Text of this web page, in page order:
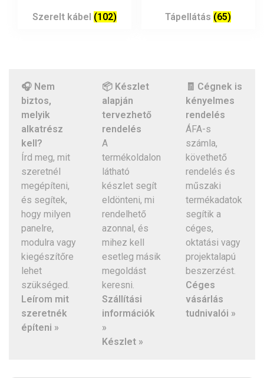
Szerelt kábel (102) Tápellátás (65)
🎧 Nem
biztos,
melyik
alkatrész
kell?
Írd meg, mit
szeretnél
megépíteni,
és segítek,
hogy milyen
panelre,
modulra vagy
kiegészítőre
lehet
szükséged.
Leírom mit
szeretnék
építeni »
📦 Készlet
alapján
tervezhető
rendelés
A
termékoldalon
látható
készlet segít
eldönteni, mi
rendelhető
azonnal, és
mihez kell
esetleg másik
megoldást
keresni.
Szállítási
információk
»
Készlet »
🧾 Cégnek is
kényelmes
rendelés
ÁFA-s
számla,
követhető
rendelés és
műszaki
termékadatok
segítik a
céges,
oktatási vagy
projektalapú
beszerzést.
Céges
vásárlás
tudnivalói »